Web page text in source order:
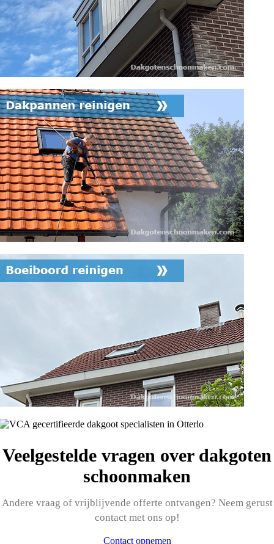
Veelgestelde vragen over dakgoten
schoonmaken
Andere vraag of vrijblijvende offerte ontvangen? Neem gerust
contact met ons op!
Contact opnemen